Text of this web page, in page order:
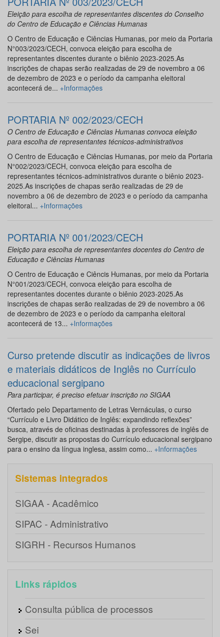
Eleição para escolha de representantes discentes do Conselho
do Centro de Educação e Ciências Humanas
O Centro de Educação e Ciências Humanas, por meio da Portaria
N°003/2023/CECH, convoca eleição para escolha de
representantes discentes durante o biênio 2023-2025.As
inscrições de chapas serão realizadas de 29 de novembro a 06
de dezembro de 2023 e o período da campanha eleitoral
acontecerá de... +Informações
PORTARIA Nº 002/2023/CECH
O Centro de Educação e Ciências Humanas convoca eleição
para escolha de representantes técnicos-administrativos
O Centro de Educação e Ciências Humanas, por meio da Portaria
N°002/2023/CECH, convoca eleição para escolha de
representantes técnicos-administrativos durante o biênio 2023-
2025.As inscrições de chapas serão realizadas de 29 de
novembro a 06 de dezembro de 2023 e o período da campanha
eleitoral... +Informações
PORTARIA Nº 001/2023/CECH
Eleição para escolha de representantes docentes do Centro de
Educação e Ciências Humanas
O Centro de Educação e Ciêncis Humanas, por meio da Portaria
N°001/2023/CECH, convoca eleição para escolha de
representantes docentes durante o biênio 2023-2025.As
inscrições de chapas serão realizadas de 29 de novembro a 06
de dezembro de 2023 e o período da campanha eleitoral
acontecerá de 13... +Informações
Curso pretende discutir as indicações de livros
e materiais didáticos de Inglês no Currículo
educacional sergipano
Para participar, é preciso efetuar inscrição no SIGAA
Ofertado pelo Departamento de Letras Vernáculas, o curso
“Currículo e Livro Didático de Inglês: expandindo reflexões”
busca, através de oficinas destinadas à professores de inglês de
Sergipe, discutir as propostas do Currículo educacional sergipano
para o ensino da língua inglesa, assim como... +Informações
Sistemas integrados
SIGAA - Acadêmico
SIPAC - Administrativo
SIGRH - Recursos Humanos
Links rápidos
Consulta pública de processos
Sei